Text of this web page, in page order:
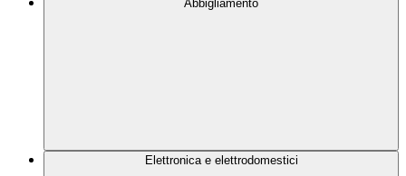
Abbigliamento
Elettronica e elettrodomestici